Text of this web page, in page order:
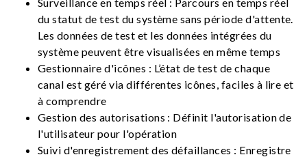
du statut de test du système sans période d'attente.
Les données de test et les données intégrées du
système peuvent être visualisées en même temps
Gestionnaire d'icônes : L’état de test de chaque
canal est géré via différentes icônes, faciles à lire et
à comprendre
Gestion des autorisations : Définit l'autorisation de
l'utilisateur pour l'opération
Suivi d'enregistrement des défaillances : Enregistre